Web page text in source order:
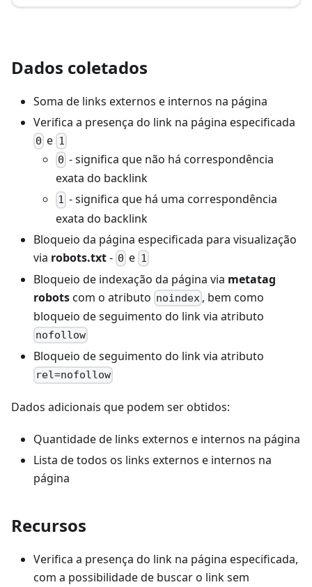
Dados coletados
Soma de links externos e internos na página
Verifica a presença do link na página especificada
0 e 1
0 - significa que não há correspondência
exata do backlink
1 - significa que há uma correspondência
exata do backlink
Bloqueio da página especificada para visualização
via robots.txt- 0 e 1
Bloqueio de indexação da página via metatag
robotscom o atributo noindex , bem como
bloqueio de seguimento do link via atributo
nofollow
Bloqueio de seguimento do link via atributo
rel=nofollow
Dados adicionais que podem ser obtidos:
Quantidade de links externos e internos na página
Lista de todos os links externos e internos na
página
Recursos
Verifica a presença do link na página especificada,
com a possibilidade de buscar o link sem